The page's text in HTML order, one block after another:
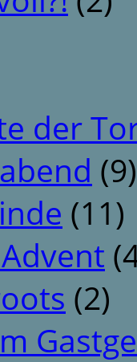
der
(9)
(11)
(2)